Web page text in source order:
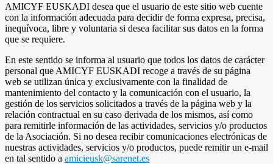
AMICYF EUSKADI desea que el usuario de este sitio web cuente
con la información adecuada para decidir de forma expresa, precisa,
inequívoca, libre y voluntaria si desea facilitar sus datos en la forma
que se requiere.
En este sentido se informa al usuario que todos los datos de carácter
personal que AMICYF EUSKADI recoge a través de su página
web se utilizan única y exclusivamente con la finalidad de
mantenimiento del contacto y la comunicación con el usuario, la
gestión de los servicios solicitados a través de la página web y la
relación contractual en su caso derivada de los mismos, así como
para remitirle información de las actividades, servicios y/o productos
de la Asociación. Si no desea recibir comunicaciones electrónicas de
nuestras actividades, servicios y/o productos, puede remitir un e-mail
en tal sentido a amicieusk@sarenet.es